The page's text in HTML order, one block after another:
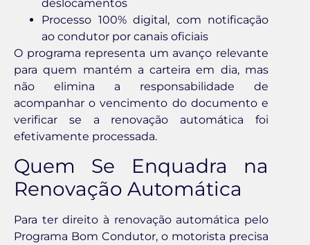
deslocamentos
Processo 100% digital, com notificação
ao condutor por canais oficiais
O programa representa um avanço relevante
para quem mantém a carteira em dia, mas
não elimina a responsabilidade de
acompanhar o vencimento do documento e
verificar se a renovação automática foi
efetivamente processada.
Quem Se Enquadra na
Renovação Automática
Para ter direito à renovação automática pelo
Programa Bom Condutor, o motorista precisa